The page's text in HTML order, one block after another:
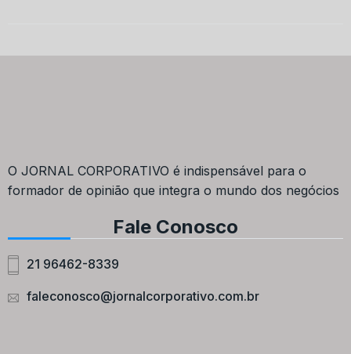
O JORNAL CORPORATIVO é indispensável para o
formador de opinião que integra o mundo dos negócios
Fale Conosco
21 96462-8339
faleconosco@jornalcorporativo.com.br